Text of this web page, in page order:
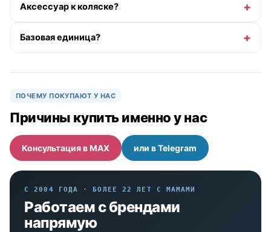
Аксессуар к коляске?
Базовая единица?
ПОЧЕМУ ПОКУПАЮТ У НАС
Причины купить именно у нас
Консультация в MAX или в Telegram
С 2004 ГОДА · БОЛЕЕ 22 ЛЕТ С МАМАМИ
Работаем с брендами
напрямую